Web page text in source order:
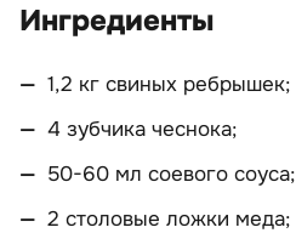
Ингредиенты
1,2 кг свиных ребрышек;
4 зубчика чеснока;
50-60 мл соевого соуса;
2 столовые ложки меда;